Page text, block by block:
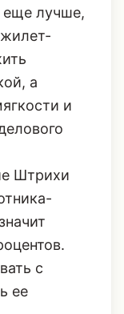
а
и
Штрихи
с